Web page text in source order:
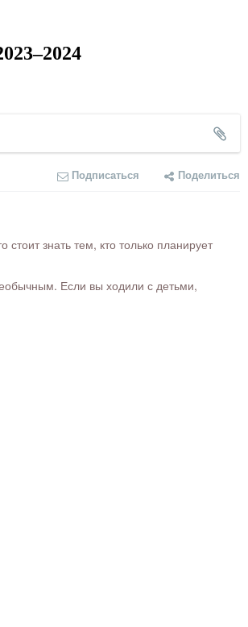
Подписаться Поделиться
знать тем, кто только планирует
Если вы ходили с детьми,